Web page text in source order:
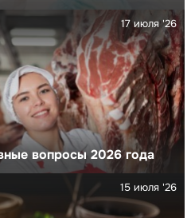
вопросы 2026 года
17 июля '26
15 июля '26